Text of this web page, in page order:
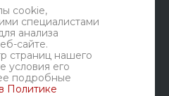
cookie,
специалистами
анализа
сайте.
страниц нашего
условия его
подробные
Политике